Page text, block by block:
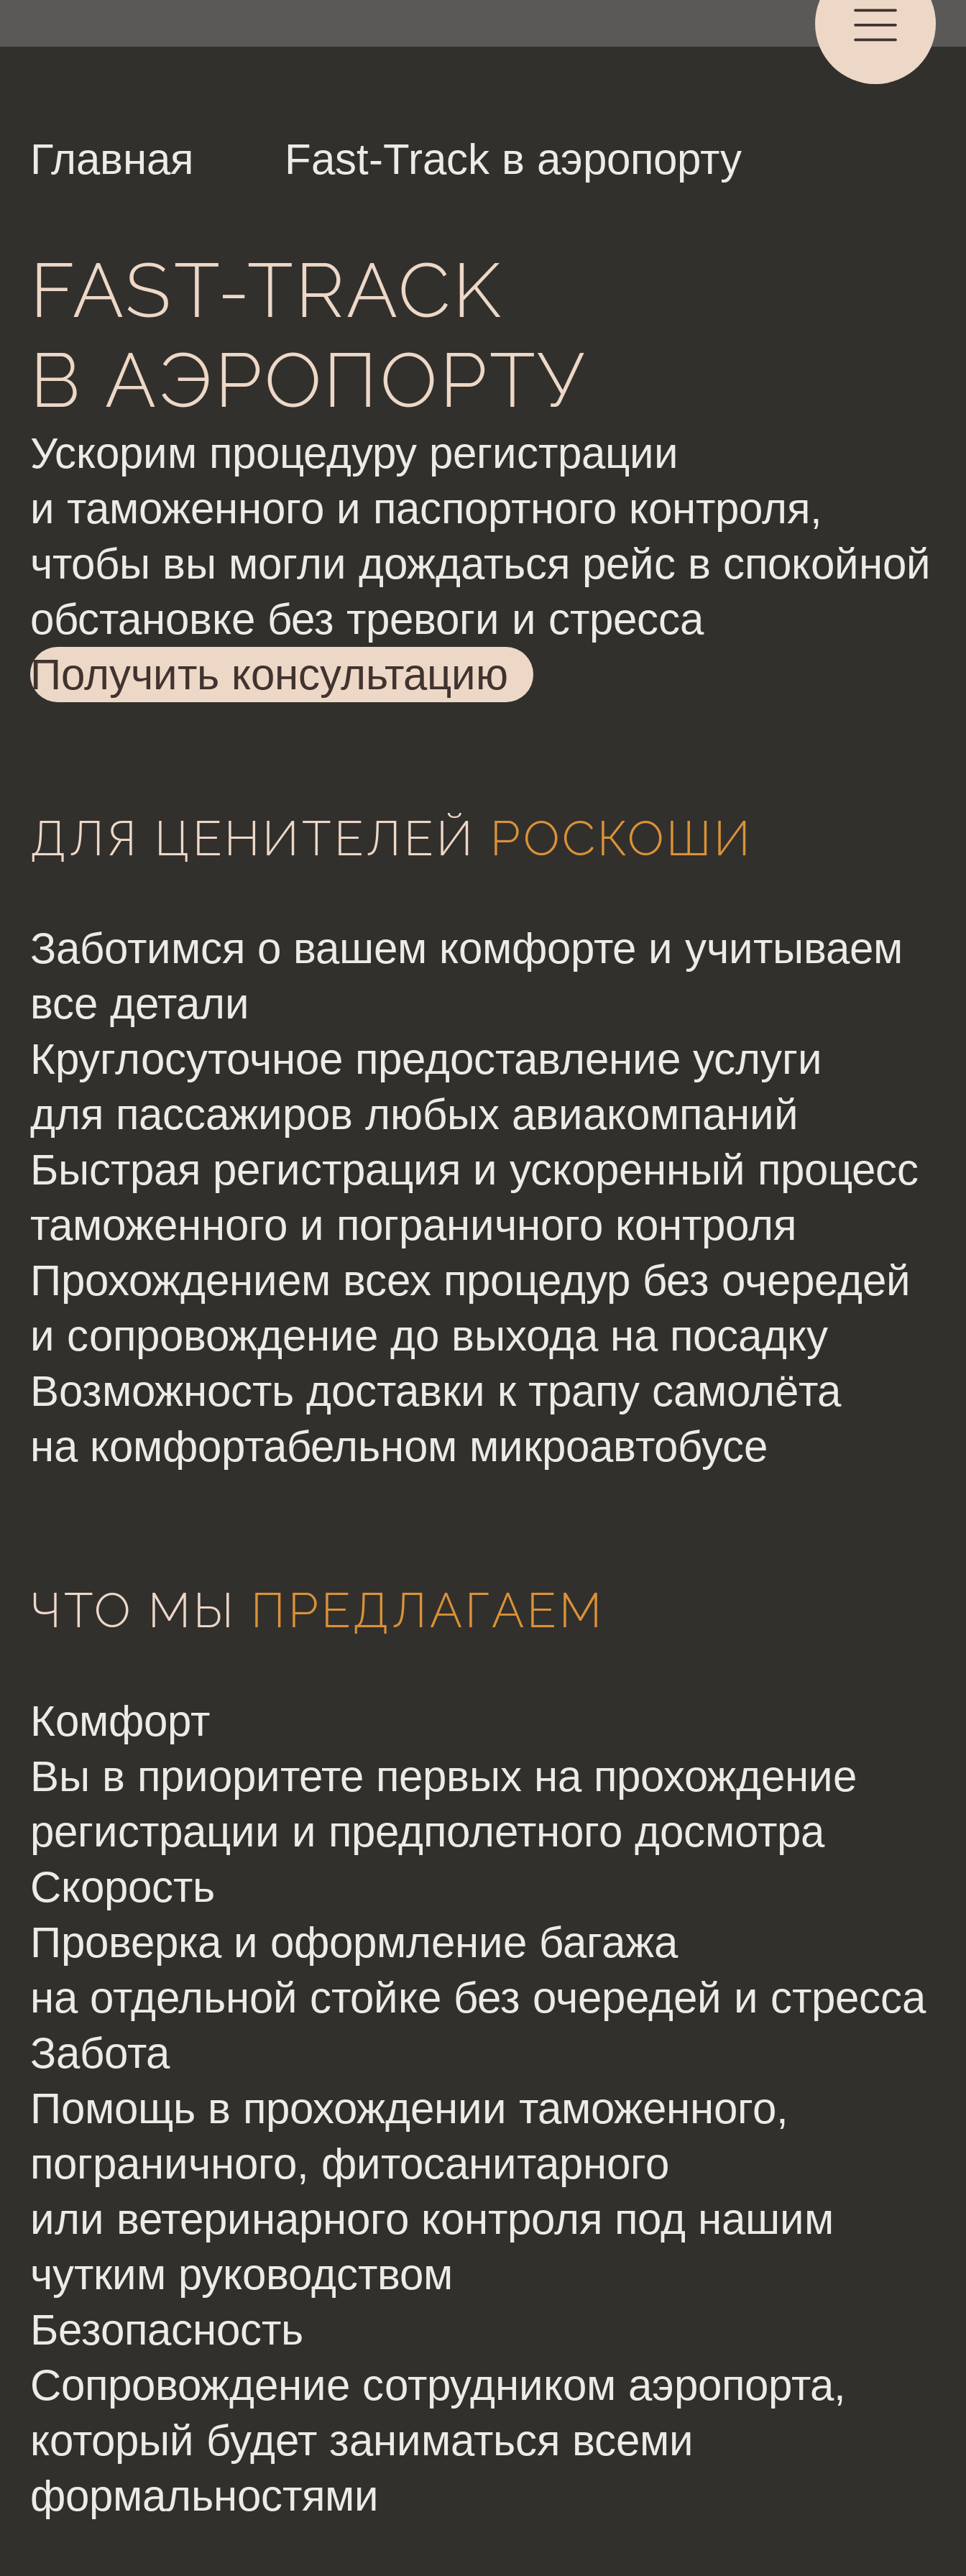
Главная Fast-Track в аэропорту
FAST-TRACK
В АЭРОПОРТУ
Ускорим процедуру регистрации
и таможенного и паспортного контроля,
чтобы вы могли дождаться рейс в спокойной
обстановке без тревоги и стресса
Получить консультацию
ДЛЯ ЦЕНИТЕЛЕЙ РОСКОШИ
Заботимся о вашем комфорте и учитываем
все детали
Круглосуточное предоставление услуги
для пассажиров любых авиакомпаний
Быстрая регистрация и ускоренный процесс
таможенного и пограничного контроля
Прохождением всех процедур без очередей
и сопровождение до выхода на посадку
Возможность доставки к трапу самолёта
на комфортабельном микроавтобусе
ЧТО МЫ ПРЕДЛАГАЕМ
Комфорт
Вы в приоритете первых на прохождение
регистрации и предполетного досмотра
Скорость
Проверка и оформление багажа
на отдельной стойке без очередей и стресса
Забота
Помощь в прохождении таможенного,
пограничного, фитосанитарного
или ветеринарного контроля под нашим
чутким руководством
Безопасность
Сопровождение сотрудником аэропорта,
который будет заниматься всеми
формальностями